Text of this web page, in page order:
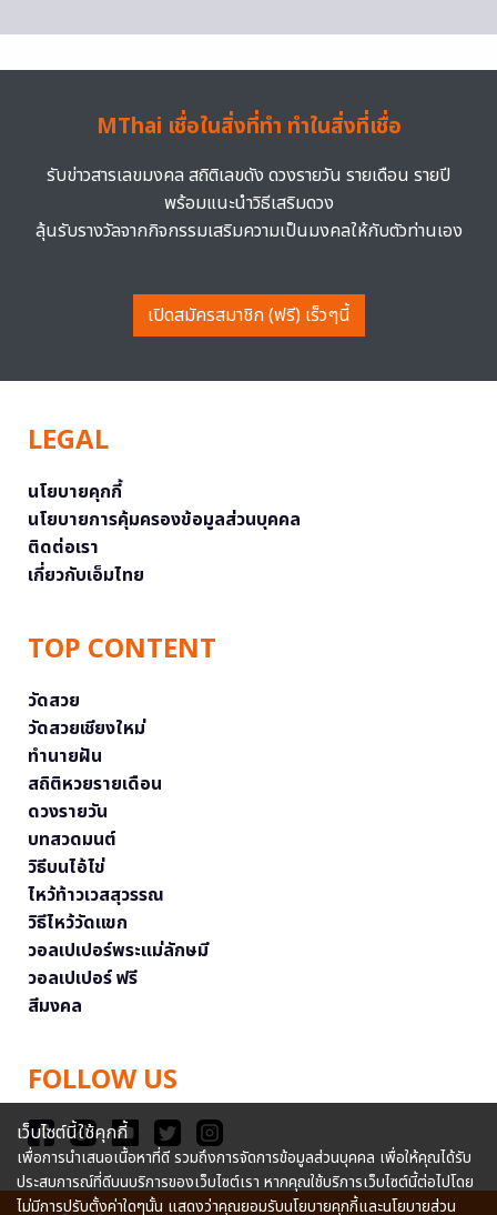
MThai เชื่อในสิ่งที่ทำ ทำในสิ่งที่เชื่อ
รับข่าวสารเลขมงคล สถิติเลขดัง ดวงรายวัน รายเดือน รายปี
พร้อมแนะนำวิธีเสริมดวง
ลุ้นรับรางวัลจากกิจกรรมเสริมความเป็นมงคลให้กับตัวท่านเอง
เปิดสมัครสมาชิก (ฟรี) เร็วๆนี้
LEGAL
นโยบายคุกกี้
นโยบายการคุ้มครองข้อมูลส่วนบุคคล
ติดต่อเรา
เกี่ยวกับเอ็มไทย
TOP CONTENT
วัดสวย
วัดสวยเชียงใหม่
ทำนายฝัน
สถิติหวยรายเดือน
ดวงรายวัน
บทสวดมนต์
วิธีบนไอ้ไข่
ไหว้ท้าวเวสสุวรรณ
วิธีไหว้วัดแขก
วอลเปเปอร์พระแม่ลักษมี
วอลเปเปอร์ ฟรี
สีมงคล
FOLLOW US
เว็บไซต์นี้ใช้คุกกี้
เพื่อการนำเสนอเนื้อหาที่ดี รวมถึงการจัดการข้อมูลส่วนบุคคล เพื่อให้คุณได้รับ
ประสบการณ์ที่ดีบนบริการของเว็บไซต์เรา หากคุณใช้บริการเว็บไซต์นี้ต่อไปโดย
ไม่มีการปรับตั้งค่าใดๆนั้น แสดงว่าคุณยอมรับนโยบายคุกกี้และนโยบายส่วน